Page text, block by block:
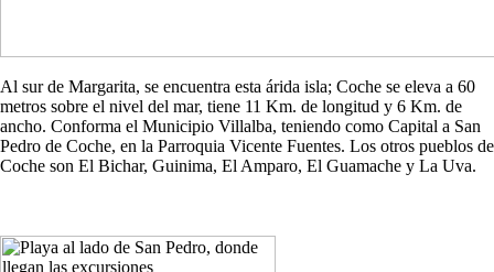
Al sur de Margarita, se encuentra esta árida isla; Coche se eleva a 60
metros sobre el nivel del mar, tiene 11 Km. de longitud y 6 Km. de
ancho. Conforma el Municipio Villalba, teniendo como Capital a San
Pedro de Coche, en la Parroquia Vicente Fuentes. Los otros pueblos de
Coche son El Bichar, Guinima, El Amparo, El Guamache y La Uva.